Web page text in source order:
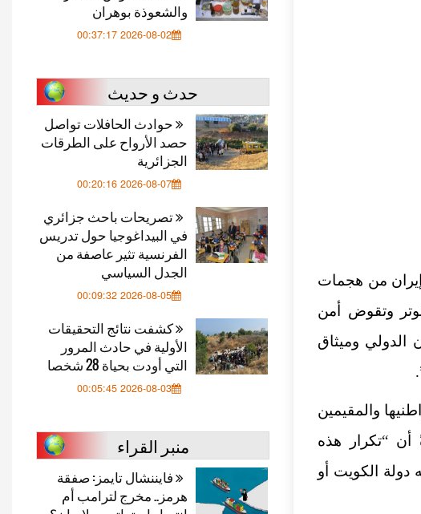
والشعوذة بوهران
2026-08-02 00:37:17
حدث و حديث
حوادث الحافلات تواصل
حصد الأرواح على الطرقات
الجزائرية
2026-08-07 00:20:16
تصريحات باحث جزائري
في البيداغوجيا حول تدريس
الفرنسية تثير عاصفة من
الجدل السياسي
2026-08-05 00:09:32
كشفت نتائج التحقيقات
الأولية في حادث المرور
التي أودت بحياة 28 شخصا
2026-08-03 00:05:45
منبر القراء
فايننشال تايمز: صفقة
هرمز.. مخرج لترامب أم
من هجمات
وتقوض أمن
الدولي وميثاق
والمقيمين
“تكرار هذه
دولة الكويت أو